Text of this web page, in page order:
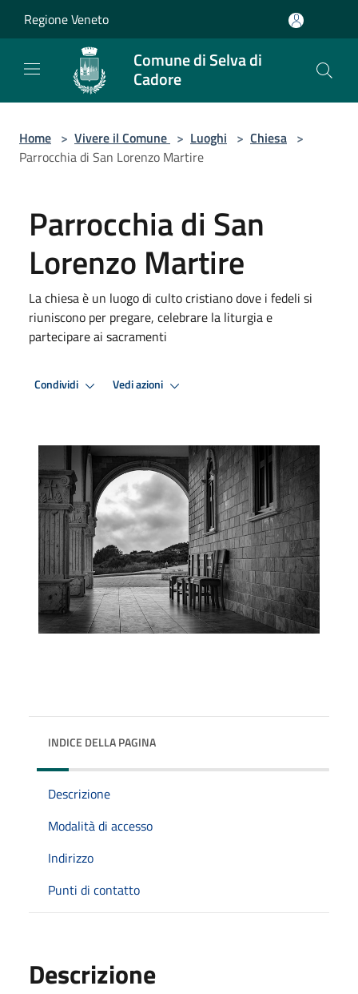
Regione Veneto
Comune di Selva di
Cadore
Home > Vivere il Comune > Luoghi > Chiesa >
Parrocchia di San Lorenzo Martire
Parrocchia di San
Lorenzo Martire
La chiesa è un luogo di culto cristiano dove i fedeli si
riuniscono per pregare, celebrare la liturgia e
partecipare ai sacramenti
Condividi Vedi azioni
INDICE DELLA PAGINA
Descrizione
Modalità di accesso
Indirizzo
Punti di contatto
Descrizione